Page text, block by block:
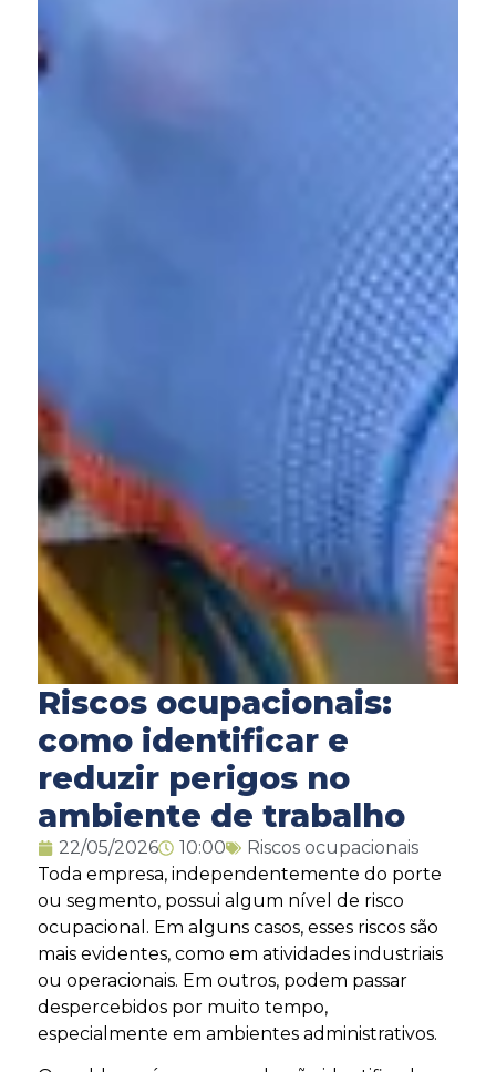
Riscos ocupacionais:
como identificar e
reduzir perigos no
ambiente de trabalho
22/05/2026 10:00
Riscos ocupacionais
Toda empresa, independentemente do porte
ou segmento, possui algum nível de risco
ocupacional. Em alguns casos, esses riscos são
mais evidentes, como em atividades industriais
ou operacionais. Em outros, podem passar
despercebidos por muito tempo,
especialmente em ambientes administrativos.